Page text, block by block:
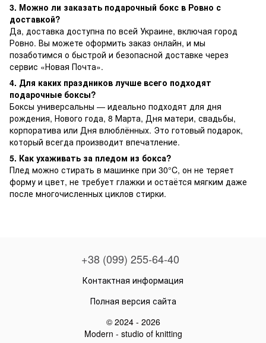
3. Можно ли заказать подарочный бокс в Ровно с
доставкой?
Да, доставка доступна по всей Украине, включая город
Ровно. Вы можете оформить заказ онлайн, и мы
позаботимся о быстрой и безопасной доставке через
сервис «Новая Почта».
4. Для каких праздников лучше всего подходят
подарочные боксы?
Боксы универсальны — идеально подходят для дня
рождения, Нового года, 8 Марта, Дня матери, свадьбы,
корпоратива или Дня влюблённых. Это готовый подарок,
который всегда производит впечатление.
5. Как ухаживать за пледом из бокса?
Плед можно стирать в машинке при 30°C, он не теряет
форму и цвет, не требует глажки и остаётся мягким даже
после многочисленных циклов стирки.
+38 (099) 255-64-40
Контактная информация
Полная версия сайта
© 2024 - 2026
Modern - studio of knitting